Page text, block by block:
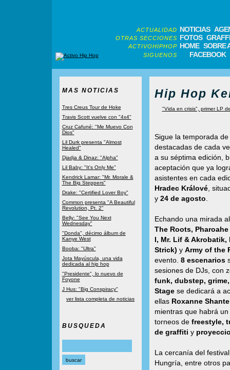
ACTUALIDAD NOTICIAS
OTRAS SECCIONES FOTOS
ACTIVOHIPHOP HOME SOBRE
SIGUENOS FACEBOOK
MAS NOTICIAS
Tres Creus Tour de Hoke
Travis Scott vuelve con "4x4"
Cruz Cafuné: "Me Muevo Con
Dios"
Lil Durk presenta "Almost
Healed"
Djadja & Dinaz: "Alpha"
Lil Baby: "It's Only Me"
Kendrick Lamar: "Mr. Morale &
The Big Steppers"
Drake: "Certified Lover Boy"
Common presenta "A Beautiful
Revolution, Pt. 2"
Belly: "See You Next
Wednesday"
"Donda", décimo álbum de
Kanye West
Booba: "Ultra"
Jota Mayúscula, una vida
dedicada al hip hop
"Presidente", lo nuevo de
Foyone
J Hus: "Big Conspiracy"
ver lista completa de noticias
BUSQUEDA
Hip Hop
"Vida en crisis", primer LP
Sigue la temporada
destacadas de cada
a su séptima edición,
aceptación que ya
asistentes en cada
Hradec Králové,
y 24 de agosto
Echando una mirada
The Roots,
I, Mr. Lif & Akrobatik,
Strick) y Army of the
evento. 8 escenarios
sesiones de DJs, con
funk, dubstep,
Stagese dedicará a
ellas Roxanne
mientras que habrá
torneos de freestyle,
de graffiti y
La cercanía del
Hungría, entre otros